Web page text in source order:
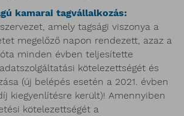
kamarai tagvállalkozás:
amely tagsági viszonya a
megelőző napon rendezett, azaz a
minden évben teljesítette
kötelezettségét és
(új belépés esetén a 2021. évben
kiegyenlítésre került)! Amennyiben
kötelezettségét a